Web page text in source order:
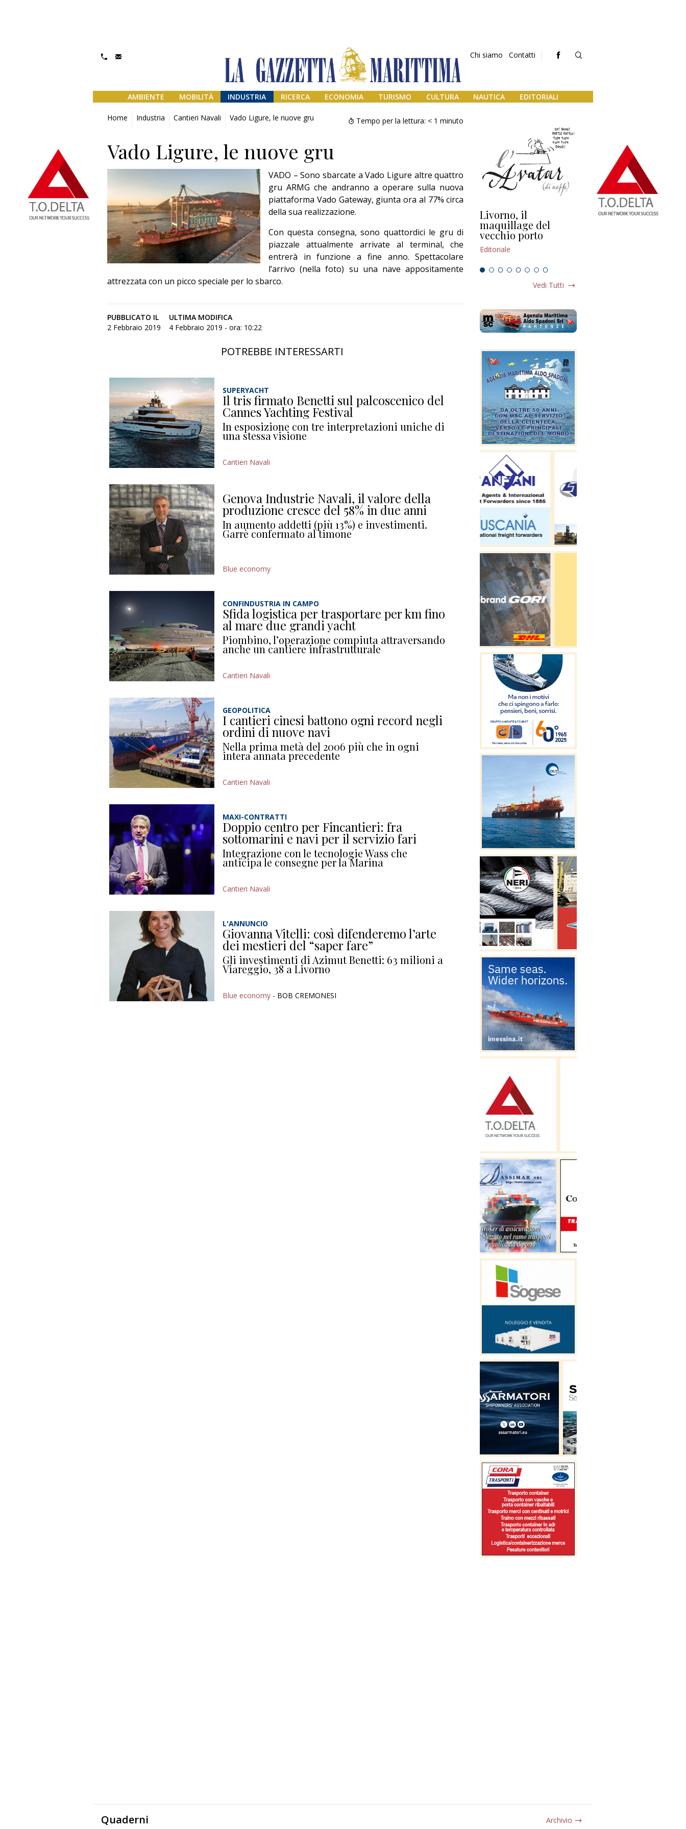
Chi siamo Contatti
AMBIENTE MOBILITÀ INDUSTRIA RICERCA ECONOMIA TURISMO CULTURA NAUTICA EDITORIALI
Home Industria Cantieri Navali Vado Ligure, le nuove gru Tempo per la lettura: < 1 minuto
Vado Ligure, le nuove gru
VADO – Sono sbarcate a Vado Ligure altre quattro
gru ARMG che andranno a operare sulla nuova
piattaforma Vado Gateway, giunta ora al 77% circa
della sua realizzazione.
Con questa consegna, sono quattordici le gru di
piazzale attualmente arrivate al terminal, che
entrerà in funzione a fine anno. Spettacolare
l’arrivo (nella foto) su una nave appositamente
attrezzata con un picco speciale per lo sbarco.
PUBBLICATO IL
2 Febbraio 2019
ULTIMA MODIFICA
4 Febbraio 2019 - ora: 10:22
POTREBBE INTERESSARTI
SUPERYACHT
Il tris firmato Benetti sul palcoscenico del
Cannes Yachting Festival
In esposizione con tre interpretazioni uniche di
una stessa visione
Cantieri Navali
Genova Industrie Navali, il valore della
produzione cresce del 58% in due anni
In aumento addetti (più 13%) e investimenti.
Garrè confermato al timone
Blue economy
CONFINDUSTRIA IN CAMPO
Sfida logistica per trasportare per km fino
al mare due grandi yacht
Piombino, l’operazione compiuta attraversando
anche un cantiere infrastrutturale
Cantieri Navali
GEOPOLITICA
I cantieri cinesi battono ogni record negli
ordini di nuove navi
Nella prima metà del 2006 più che in ogni
intera annata precedente
Cantieri Navali
MAXI-CONTRATTI
Doppio centro per Fincantieri: fra
sottomarini e navi per il servizio fari
Integrazione con le tecnologie Wass che
anticipa le consegne per la Marina
Cantieri Navali
L'ANNUNCIO
Giovanna Vitelli: così difenderemo l’arte
dei mestieri del “saper fare”
Gli investimenti di Azimut Benetti: 63 milioni a
Viareggio, 38 a Livorno
Blue economy - BOB CREMONESI
Editoriale
Livorno, il
maquillage del
vecchio porto
Editoriale
L’uscita di scena di
Vedi Tutti
Quaderni Archivio